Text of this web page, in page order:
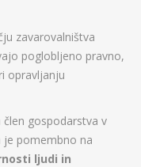
zavarovalništva
poglobljeno pravno,
opravljanju
gospodarstva v
je pomembno na
ljudi in